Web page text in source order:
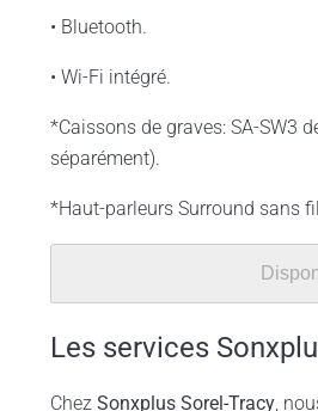
• Bluetooth.
• Wi-Fi intégré.
*Caissons de graves: SA-SW3
séparément).
*Haut-parleurs Surround sans
Les services
Chez Sonxplus Sorel-Tracy,